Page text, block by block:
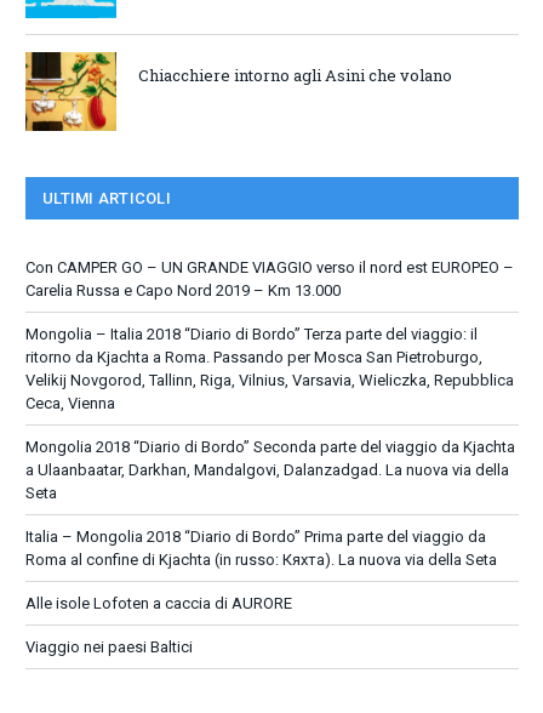
Chiacchiere intorno agli Asini che volano
ULTIMI ARTICOLI
Con CAMPER GO – UN GRANDE VIAGGIO verso il nord est EUROPEO –
Carelia Russa e Capo Nord 2019 – Km 13.000
Mongolia – Italia 2018 “Diario di Bordo” Terza parte del viaggio: il
ritorno da Kjachta a Roma. Passando per Mosca San Pietroburgo,
Velikij Novgorod, Tallinn, Riga, Vilnius, Varsavia, Wieliczka, Repubblica
Ceca, Vienna
Mongolia 2018 “Diario di Bordo” Seconda parte del viaggio da Kjachta
a Ulaanbaatar, Darkhan, Mandalgovi, Dalanzadgad. La nuova via della
Seta
Italia – Mongolia 2018 “Diario di Bordo” Prima parte del viaggio da
Roma al confine di Kjachta (in russo: Кяхта). La nuova via della Seta
Alle isole Lofoten a caccia di AURORE
Viaggio nei paesi Baltici